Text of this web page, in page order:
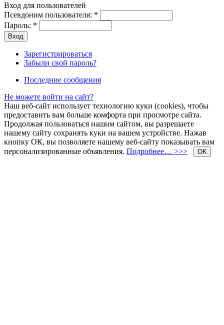
Вход для пользователей
Псевдоним пользователя: *
Пароль: *
Зарегистрироваться
Забыли свой пароль?
Последние сообщения
Не можете войти на сайт?
Наш веб-сайт использует технологию куки (cookies), чтобы
предоставить вам больше комфорта при просмотре сайта.
Продолжая пользоваться нашим сайтом, вы разрешаете
нашему сайту сохранять куки на вашем устройстве. Нажав
кнопку ОК, вы позволяете нашему веб-сайту показывать вам
персонализированные объявления. Подробнее… >>> OK